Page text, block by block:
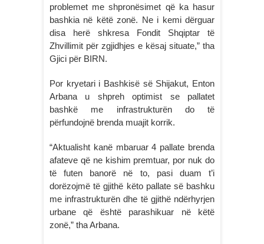
problemet me shpronësimet që ka hasur
bashkia në këtë zonë. Ne i kemi dërguar
disa herë shkresa Fondit Shqiptar të
Zhvillimit për zgjidhjes e kësaj situate,” tha
Gjici për BIRN.
Por kryetari i Bashkisë së Shijakut, Enton
Arbana u shpreh optimist se pallatet
bashkë me infrastrukturën do të
përfundojnë brenda muajit korrik.
“Aktualisht kanë mbaruar 4 pallate brenda
afateve që ne kishim premtuar, por nuk do
të futen banorë në to, pasi duam t’i
dorëzojmë të gjithë këto pallate së bashku
me infrastrukturën dhe të gjithë ndërhyrjen
urbane që është parashikuar në këtë
zonë,” tha Arbana.